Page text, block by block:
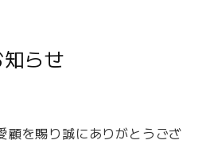
らせ
顧を賜り誠にありがとうござ